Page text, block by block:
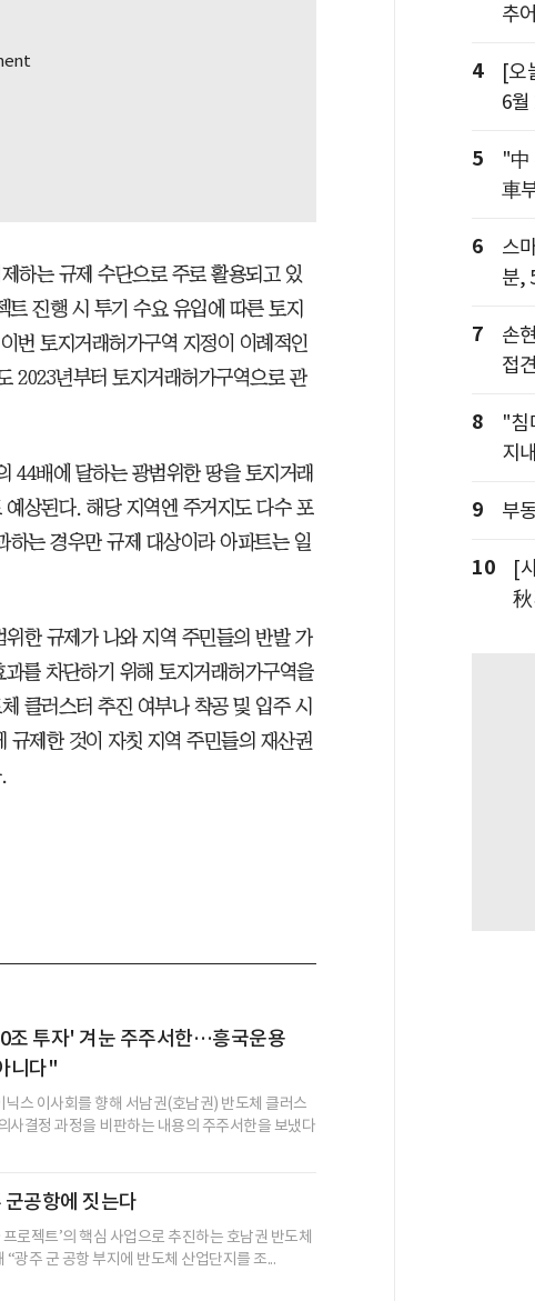
하는 규제 수단으로 주로 활용되고 있
진행 시 투기 수요 유입에 따른 토지
번 토지거래허가구역 지정이 이례적인
2023년부터 토지거래허가구역으로 관
44배에 달하는 광범위한 땅을 토지거래
상된다. 해당 지역엔 주거지도 다수 포
는 경우만 규제 대상이라 아파트는 일
한 규제가 나와 지역 주민들의 반발 가
를 차단하기 위해 토지거래허가구역을
클러스터 추진 여부나 착공 및 입주 시
규제한 것이 자칫 지역 주민들의 재산권
조 투자' 겨눈 주주서한…흥국운용
니다"
스 이사회를 향해 서남권(호남권) 반도체 클러스
사결정 과정을 비판하는 내용의 주주서한을 보냈다
공항에 짓는다
로젝트’의 핵심 사업으로 추진하는 호남권 반도체
광주 군 공항 부지에 반도체 산업단지를 조...
추
4
[오
6
5
"中
車
6
스
분,
7
손
접
8
"침
지
9 부
10
[